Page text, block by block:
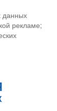
данных
рекламе;